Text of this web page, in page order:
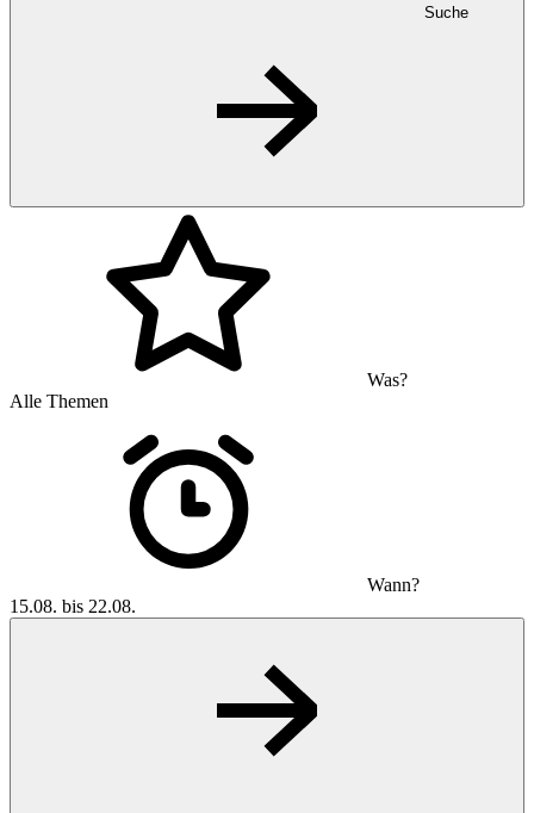
Suche
Was?
Alle Themen
Wann?
15.08. bis 22.08.